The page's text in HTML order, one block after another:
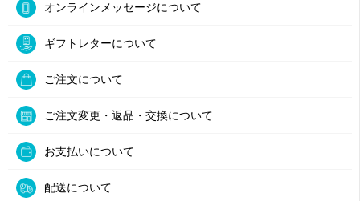
オンラインメッセージについて
ギフトレターについて
ご注文について
ご注文変更・返品・交換について
お支払いについて
配送について